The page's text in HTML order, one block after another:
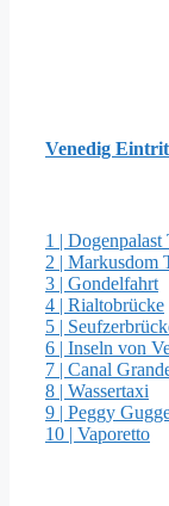
Venedig
1 | Dogenpalast
2 | Markusdom
3 | Gondelfahrt
4 | Rialtobrücke
5 |
6 | Inseln von
7 | Canal
8 | Wassertaxi
9 | Peggy
10 | Vaporetto